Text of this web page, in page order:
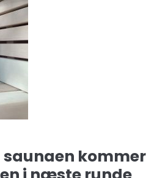
saunaen kommer